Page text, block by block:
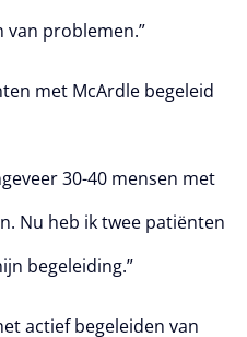
van problemen.”
met McArdle begeleid
30-40 mensen met
Nu heb ik twee patiënten
begeleiding.”
actief begeleiden van